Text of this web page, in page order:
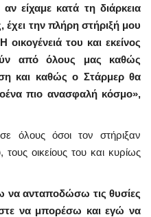
είχαμε κατά τη διάρκεια
έχει την πλήρη στήριξή μου
του και εκείνος
από όλους μας καθώς
και καθώς ο Στάρμερ θα
πιο ανασφαλή κόσμο»,
όλους όσοι τον στήριξαν
οικείους του και κυρίως
να ανταποδώσω τις θυσίες
να μπορέσω και εγώ να